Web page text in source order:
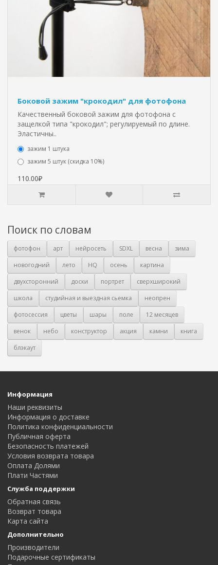
Боковой зажим "крокодил" для фотофона
Качественный боковой зажим для фотофона с
защелкой типа "крокодил"; регулируемый по длине.
Эластичны..
зажим 1 штука
зажим 5 штук (скидка 10%)
110.00₽
Поиск по словам
фотофон арт нейросеть SDXL весна
зима
новогодний
лето HQ осень
картина
двухсторонний
доски портрет
сверхширокий
школа
студийная и выездная сьемка
неопрен
фотосессия
цветы шары поле
12 месяцев
венок
небо конструктор акция камни
книга
блэкаут
Информация
Наши реквизиты
Информация о доставке
Политика конфиденциальности
Публичная оферта
Безопасность платежей
Условия возврата товара
Оплата Долями
Плати Частями
Служба поддержки
Обратная связь
Возврат товара
Карта сайта
Дополнительно
Производители
Подарочные сертификаты